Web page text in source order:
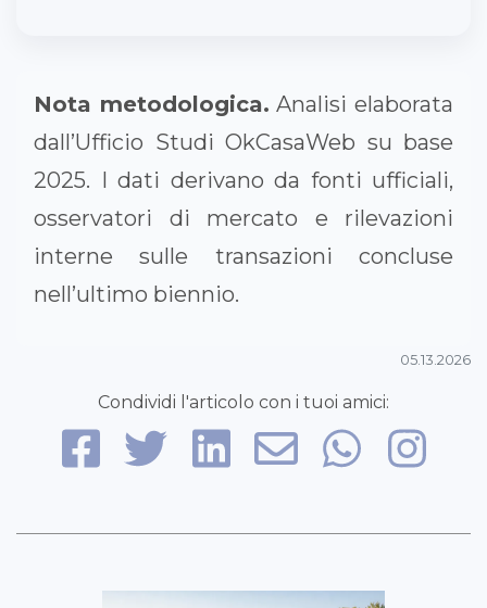
Nota metodologica. Analisi elaborata
dall’Ufficio Studi OkCasaWeb su base
2025. I dati derivano da fonti ufficiali,
osservatori di mercato e rilevazioni
interne sulle transazioni concluse
nell’ultimo biennio.
05.13.2026
Condividi l'articolo con i tuoi amici: